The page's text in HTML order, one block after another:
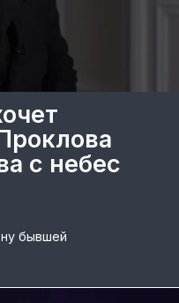
с небес
бывшей